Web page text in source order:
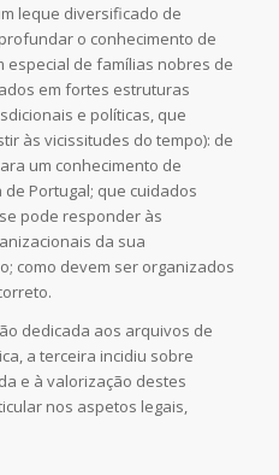
leque diversificado de
o conhecimento de
especial de famílias nobres de
em fortes estruturas
e políticas, que
às vicissitudes do tempo): de
um conhecimento de
Portugal; que cuidados
pode responder às
da sua
como devem ser organizados
dedicada aos arquivos de
a terceira incidiu sobre
e à valorização destes
nos aspetos legais,